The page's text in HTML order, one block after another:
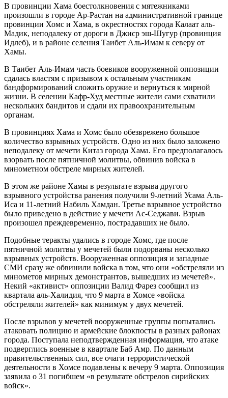
В провинции Хама боестолкновения с мятежниками
произошли в городе Ар-Растан на административной границе
провинции Хомс и Хама, в окрестностях города Калаат аль-
Мадик, неподалеку от дороги в Джиср эш-Шугур (провинция
Идлеб), и в районе селения Таибет Аль-Имам к северу от
Хамы.
В Таибет Аль-Имам часть боевиков вооруженной оппозиции
сдалась властям с призывом к остальным участникам
бандформирований сложить оружие и вернуться к мирной
жизни. В селении Кафр-Худ местные жители сами схватили
нескольких бандитов и сдали их правоохранительным
органам.
В провинциях Хама и Хомс было обезврежено большое
количество взрывных устройств. Одно из них было заложено
неподалеку от мечети Китаз города Хама. Его предполагалось
взорвать после пятничной молитвы, обвинив войска в
минометном обстреле мирных жителей.
В этом же районе Хамы в результате взрыва другого
взрывного устройства ранения получили 9-летний Усама Аль-
Иса и 11-летний Набиль Хамдан. Третье взрывное устройство
было приведено в действие у мечети Ас-Седжави. Взрыв
произошел преждевременно, пострадавших не было.
Подобные теракты удались в городе Хомс, где после
пятничной молитвы у мечетей были подорваны несколько
взрывных устройств. Вооруженная оппозиция и западные
СМИ сразу же обвинили войска в том, что они «обстреляли из
минометов мирных демонстрантов, вышедших из мечетей».
Некий «активист» оппозиции Валид Фарез сообщил из
квартала аль-Халидия, что 9 марта в Хомсе «войска
обстреляли жителей» как минимум у двух мечетей.
После взрывов у мечетей вооруженные группы попытались
атаковать полицию и армейские блокпосты в разных районах
города. Поступала неподтвержденная информация, что атаке
подверглись военные в квартале Баб Амр. По данным
правительственных сил, все очаги террористической
деятельности в Хомсе подавлены к вечеру 9 марта. Оппозиция
заявила о 31 погибшем «в результате обстрелов сирийских
войск».